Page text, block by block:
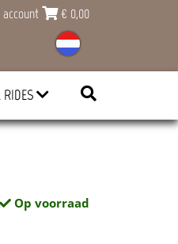
account € 0,00
RIDES
Op voorraad